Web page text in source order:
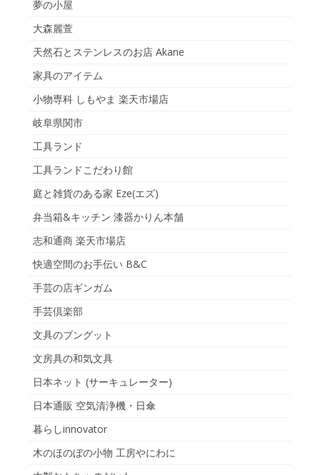
夢の小屋
大森麗萱
天然石とステンレスのお店 Akane
家具のアイテム
小物専科 しもやま 楽天市場店
岐阜県関市
工具ランド
工具ランドこだわり館
庭と雑貨のある家 Eze(エズ)
弁当箱&キッチン 漆器かりん本舗
志和通商 楽天市場店
快適空間のお手伝い B&C
手芸の店ギンガム
手芸倶楽部
文具のブングット
文房具の和気文具
日本ネット (サーキュレーター)
日本通販 空気清浄機・日傘
暮らしinnovator
木のほのぼの小物 工房やにわに